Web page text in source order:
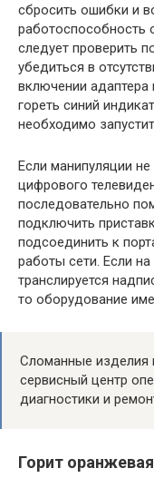
сбросить ошибки и
работоспособность
следует проверить
убедиться в
включении адаптера
гореть синий
необходимо
Если манипуляции
цифрового
последовательно
подключить
подсоединить к
работы сети. Если
транслируется
то оборудование
Сломанные изделия
сервисный центр
диагностики и
Горит